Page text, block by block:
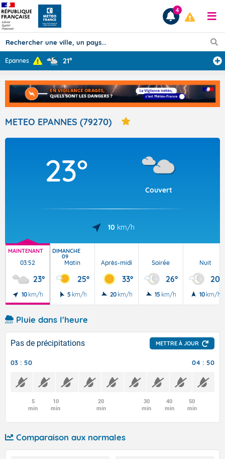
Prévisions
TOUS LES RÉSULTATS
Articles
4
Épannes 21°
METEO EPANNES (79270)
23°
Couvert
10 km/h
MAINTENANT
03:52
23°
10 km/h
DIMANCHE
09
Matin
25°
5 km/h
Après-midi
33°
20 km/h
Soirée
26°
15 km/h
Nuit
20°
10 km/h
Pluie dans l'heure
Pas de précipitations METTRE À JOUR
03 : 50 04 : 50
5
min
10
min
20
min
30
min
40
min
50
min
Comparaison aux normales